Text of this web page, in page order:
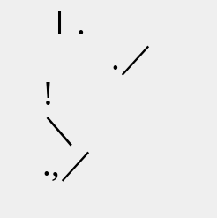
ｌ.
.
!
＼
.,
!